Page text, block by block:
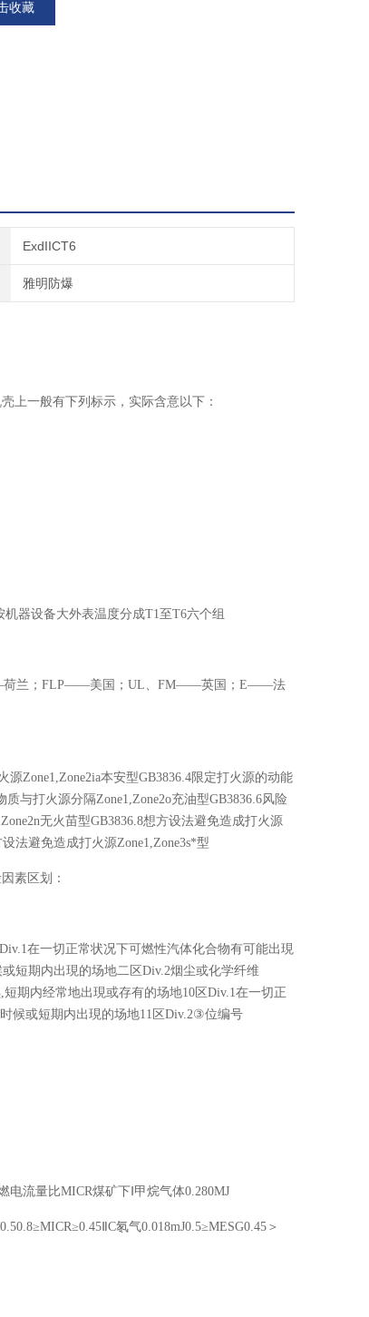
收藏
ExdIICT6
雅明防爆
上一般有下列标示，实际含意以下：
器设备大外表温度分成T1至T6六个组
荷兰；FLP——美国；UL、FM——英国；E——法
源Zone1,Zone2ia本安型GB3836.4限定打火源的动能
与打火源分隔Zone1,Zone2o充油型GB3836.6风险
无火苗型GB3836.8想方设法避免造成打火源
法避免造成打火源Zone1,Zone3s*型
素区划：
在一切正常状况下可燃性汽体化合物有可能出現
短期内出現的场地二区Div.2烟尘或化学纤维
期内经常地出現或存有的场地10区Div.1在一切正
候或短期内出現的场地11区Div.2③位编号
电流量比MICR煤矿下Ⅰ甲烷气体0.280MJ
氡气0.018mJ0.5≥MESG0.45＞